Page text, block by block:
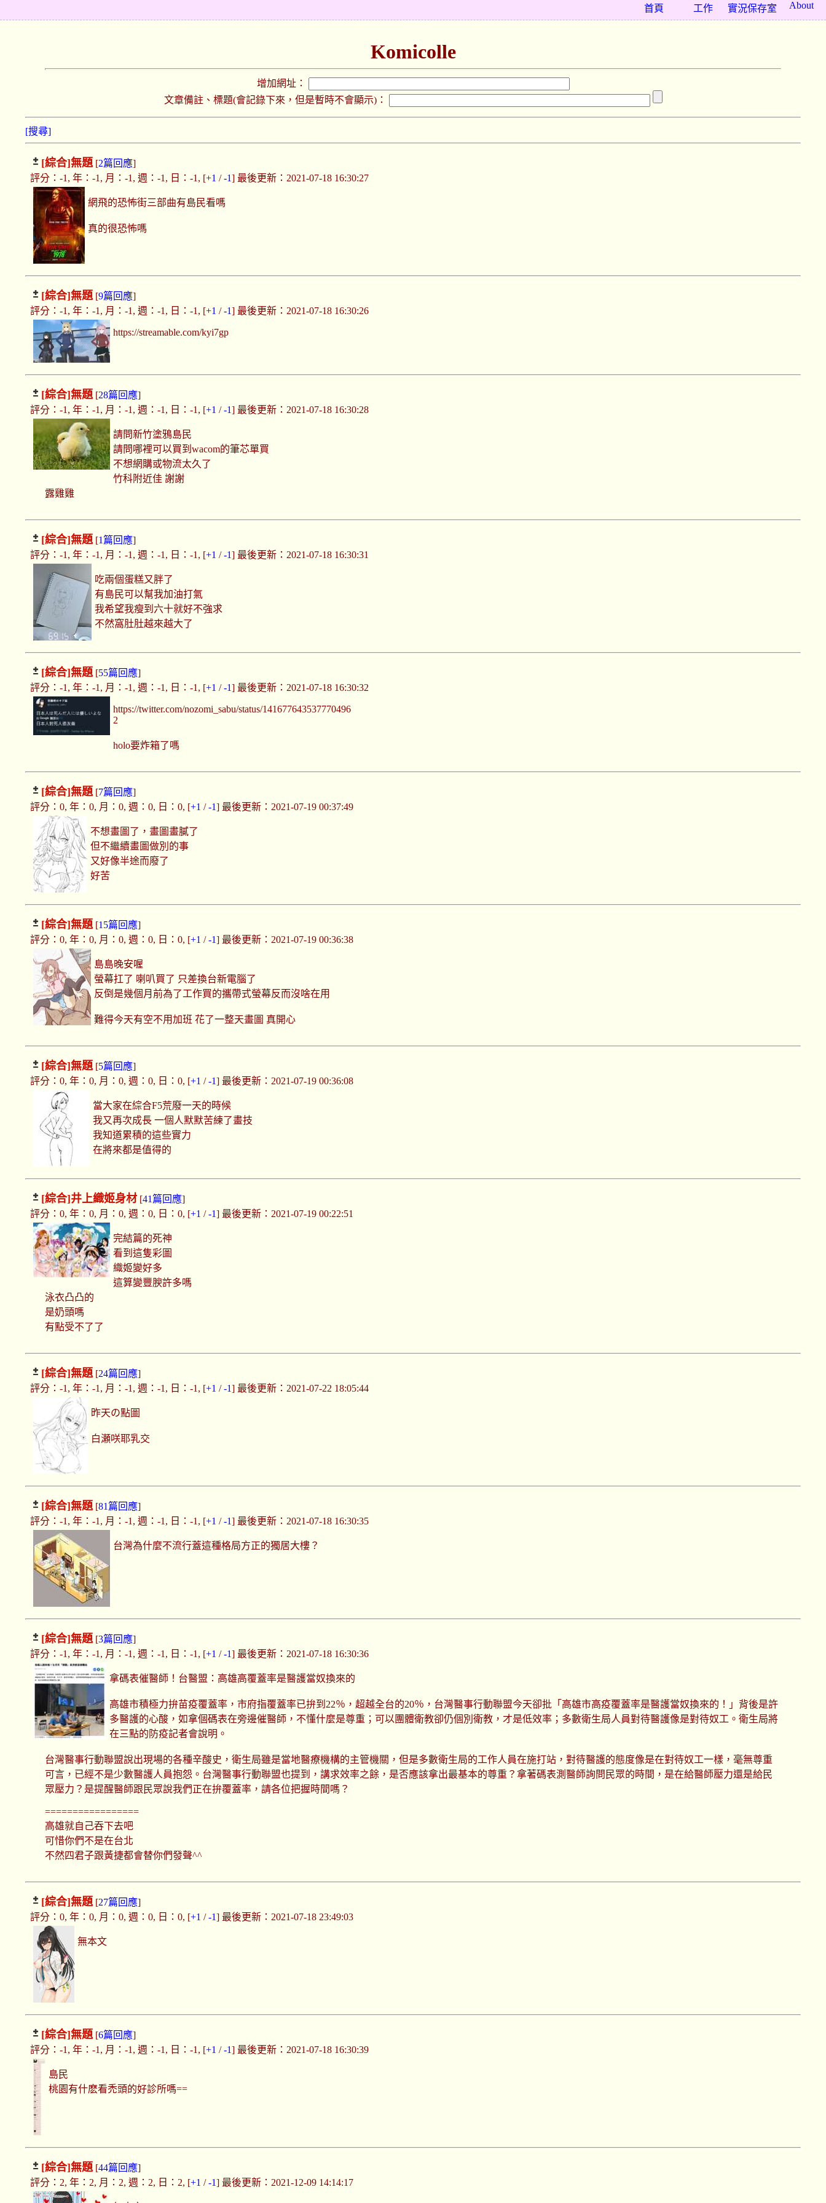
About
實況保存室
工作
首頁
Komicolle
增加網址：
文章備註、標題(會記錄下來，但是暫時不會顯示)：
[搜尋]
[綜合]無題 [2篇回應]
評分：-1, 年：-1, 月：-1, 週：-1, 日：-1, [+1 /-1] 最後更新：2021-07-18 16:30:27
網飛的恐怖街三部曲有島民看嗎
真的很恐怖嗎
[綜合]無題 [9篇回應]
評分：-1, 年：-1, 月：-1, 週：-1, 日：-1, [+1 /-1] 最後更新：2021-07-18 16:30:26
https://streamable.com/kyi7gp
[綜合]無題 [28篇回應]
評分：-1, 年：-1, 月：-1, 週：-1, 日：-1, [+1 /-1] 最後更新：2021-07-18 16:30:28
請問新竹塗鴉島民
請問哪裡可以買到wacom的筆芯單買
不想網購或物流太久了
竹科附近佳 謝謝
露雞雞
[綜合]無題 [1篇回應]
評分：-1, 年：-1, 月：-1, 週：-1, 日：-1, [+1 /-1] 最後更新：2021-07-18 16:30:31
吃兩個蛋糕又胖了
有島民可以幫我加油打氣
我希望我瘦到六十就好不強求
不然窩肚肚越來越大了
[綜合]無題 [55篇回應]
評分：-1, 年：-1, 月：-1, 週：-1, 日：-1, [+1 /-1] 最後更新：2021-07-18 16:30:32
https://twitter.com/nozomi_sabu/status/141677643537770496
2
holo要炸箱了嗎
[綜合]無題 [7篇回應]
評分：0, 年：0, 月：0, 週：0, 日：0, [+1 /-1] 最後更新：2021-07-19 00:37:49
不想畫圖了，畫圖畫膩了
但不繼續畫圖做別的事
又好像半途而廢了
好苦
[綜合]無題 [15篇回應]
評分：0, 年：0, 月：0, 週：0, 日：0, [+1 /-1] 最後更新：2021-07-19 00:36:38
島島晚安喔
螢幕扛了 喇叭買了 只差換台新電腦了
反倒是幾個月前為了工作買的攜帶式螢幕反而沒啥在用
難得今天有空不用加班 花了一整天畫圖 真開心
[綜合]無題 [5篇回應]
評分：0, 年：0, 月：0, 週：0, 日：0, [+1 /-1] 最後更新：2021-07-19 00:36:08
當大家在綜合F5荒廢一天的時候
我又再次成長 一個人默默苦練了畫技
我知道累積的這些實力
在將來都是值得的
[綜合]井上織姬身材 [41篇回應]
評分：0, 年：0, 月：0, 週：0, 日：0, [+1 /-1] 最後更新：2021-07-19 00:22:51
完結篇的死神
看到這隻彩圖
織姬變好多
這算變豐腴許多嗎
泳衣凸凸的
是奶頭嗎
有點受不了了
[綜合]無題 [24篇回應]
評分：-1, 年：-1, 月：-1, 週：-1, 日：-1, [+1 /-1] 最後更新：2021-07-22 18:05:44
昨天の點圖
白瀬咲耶乳交
[綜合]無題 [81篇回應]
評分：-1, 年：-1, 月：-1, 週：-1, 日：-1, [+1 /-1] 最後更新：2021-07-18 16:30:35
台灣為什麼不流行蓋這種格局方正的獨居大樓？
[綜合]無題 [3篇回應]
評分：-1, 年：-1, 月：-1, 週：-1, 日：-1, [+1 /-1] 最後更新：2021-07-18 16:30:36
拿碼表催醫師！台醫盟：高雄高覆蓋率是醫護當奴換來的
高雄市積極力拚苗疫覆蓋率，市府指覆蓋率已拚到22％，超越全台的20％，台灣醫事行動聯盟今天卻批「高雄市高疫覆蓋率是醫護當奴換來的！」背後是許
多醫護的心酸，如拿個碼表在旁邊催醫師，不懂什麼是尊重；可以團體衛教卻仍個別衛教，才是低效率；多數衛生局人員對待醫護像是對待奴工。衛生局將
在三點的防疫記者會說明。
台灣醫事行動聯盟說出現場的各種辛酸史，衛生局雖是當地醫療機構的主管機關，但是多數衛生局的工作人員在施打站，對待醫護的態度像是在對待奴工一樣，毫無尊重
可言，已經不是少數醫護人員抱怨。台灣醫事行動聯盟也提到，講求效率之餘，是否應該拿出最基本的尊重？拿著碼表測醫師詢問民眾的時間，是在給醫師壓力還是給民
眾壓力？是提醒醫師跟民眾說我們正在拚覆蓋率，請各位把握時間嗎？
=================
高雄就自己吞下去吧
可惜你們不是在台北
不然四君子跟黃捷都會替你們發聲^^
[綜合]無題 [27篇回應]
評分：0, 年：0, 月：0, 週：0, 日：0, [+1 /-1] 最後更新：2021-07-18 23:49:03
無本文
[綜合]無題 [6篇回應]
評分：-1, 年：-1, 月：-1, 週：-1, 日：-1, [+1 /-1] 最後更新：2021-07-18 16:30:39
島民
桃園有什麽看禿頭的好診所嗎==
[綜合]無題 [44篇回應]
評分：2, 年：2, 月：2, 週：2, 日：2, [+1 /-1] 最後更新：2021-12-09 14:14:17